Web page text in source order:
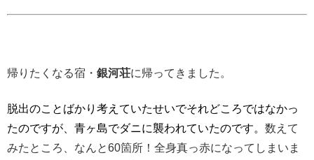
帰りたくなる宿・ 銀河荘に帰ってきました。
脱出のことばかり考えていたせいでそれどころではなかっ
たのですが、青ヶ島でダニに襲われていたのです。 数えて
みたところ
、なんと60箇所！全身真っ赤になってしまいま